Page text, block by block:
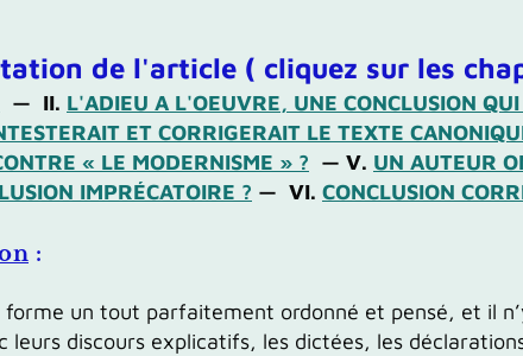
de l'article ( cliquez sur les
— II. L'ADIEU A L'OEUVRE, UNE CONCLUSION
ET CORRIGERAIT LE TEXTE
« LE MODERNISME » ? — V. UN AUTEUR
IMPRÉCATOIRE ? — VI. CONCLUSION
:
forme un tout parfaitement ordonné et pensé, et il
leurs discours explicatifs, les dictées, les